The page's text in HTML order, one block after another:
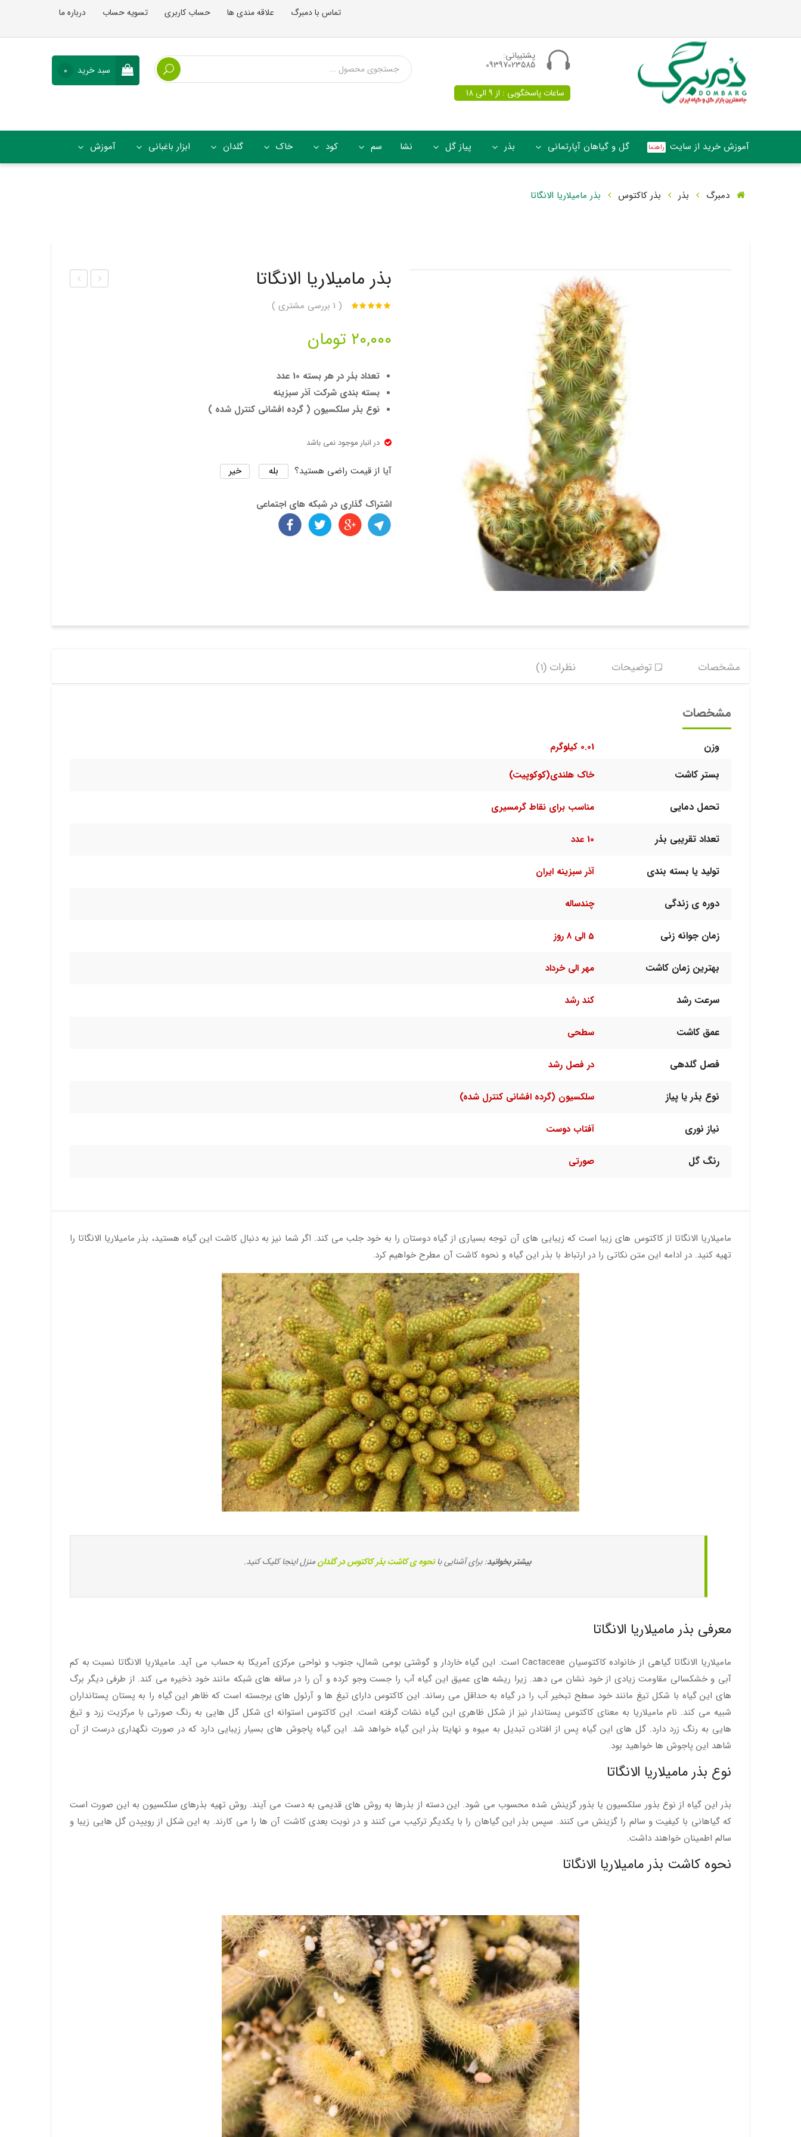
تماس با دمبرگ علاقه مندی ها حساب کاربری تسویه حساب درباره ما
پشتیبانی:
09397023585
ساعات پاسخگویی : از 9 الی 18
سبد خرید 0
آموزش خرید از سایت گل و گیاهان آپارتمانی بذر پیاز گل نشا سم کود خاک گلدان ابزار باغبانی آموزش
دمبرگ بذر بذر کاکتوس بذر مامیلاریا الانگاتا
بذر مامیلاریا الانگاتا
(
1 بررسی مشتری )
۲۰,۰۰۰ تومان
تعداد بذر در هر بسته 10 عدد
بسته بندی شرکت آذر سبزینه
نوع بذر سلکسیون ( گرده افشانی کنترل شده )
در انبار موجود نمی باشد
آیا از قیمت راضی هستید؟ بله خیر
اشتراک گذاری در شبکه های اجتماعی
مشخصات توضیحات نظرات (1)
مشخصات
وزن 0.01 کیلوگرم
بستر کاشت خاک هلندی(کوکوپیت)
تحمل دمایی مناسب برای نقاط گرمسیری
تعداد تقریبی بذر 10 عدد
تولید یا بسته بندی آذر سبزینه ایران
دوره ی زندگی چندساله
زمان جوانه زنی 5 الی 8 روز
بهترین زمان کاشت مهر الی خرداد
سرعت رشد کند رشد
عمق کاشت سطحی
فصل گلدهی در فصل رشد
نوع بذر یا پیاز سلکسیون (گرده افشانی کنترل شده)
نیاز نوری آفتاب دوست
رنگ گل صورتی
مامیلاریا الانگاتا از کاکتوس های زیبا است که زیبایی های آن توجه بسیاری از گیاه دوستان را به خود جلب می کند. اگر شما نیز به دنبال کاشت این گیاه هستید، بذر مامیلاریا الانگاتا را
تهیه کنید. در ادامه این متن نکاتی را در ارتباط با بذر این گیاه و نحوه کاشت آن مطرح خواهیم کرد.
بیشتر بخوانید: برای آشنایی بانحوه ی کاشت بذر کاکتوس در گلدانمنزل اینجا کلیک کنید.
معرفی بذر مامیلاریا الانگاتا
مامیلاریا الانگاتا گیاهی از خانواده کاکتوسیان Cactaceae است. این گیاه خاردار و گوشتی بومی شمال، جنوب و نواحی مرکزی آمریکا به حساب می آید. مامیلاریا الانگاتا نسبت به کم
آبی و خشکسالی مقاومت زیادی از خود نشان می دهد. زیرا ریشه های عمیق این گیاه آب را جست وجو کرده و آن را در ساقه های شبکه مانند خود ذخیره می کند. از طرفی دیگر برگ
های این گیاه با شکل تیغ مانند خود سطح تبخیر آب را در گیاه به حداقل می رساند. این کاکتوس دارای تیغ ها و آرئول های برجسته است که ظاهر این گیاه را به پستان پستانداران
شبیه می کند. نام مامیلاریا به معنای کاکتوس پستاندار نیز از شکل ظاهری این گیاه نشات گرفته است. این کاکتوس استوانه ای شکل گل هایی به رنگ صورتی با مرکزیت زرد و تیغ
هایی به رنگ زرد دارد. گل های این گیاه پس از افتادن تبدیل به میوه و نهایتا بذر این گیاه خواهد شد. این گیاه پاجوش های بسیار زیبایی دارد که در صورت نگهداری درست از آن
شاهد این پاجوش ها خواهید بود.
نوع بذر مامیلاریا الانگاتا
بذر این گیاه از نوع بذور سلکسیون یا بذور گزینش شده محسوب می شود. این دسته از بذرها به روش های قدیمی به دست می آیند. روش تهیه بذرهای سلکسیون به این صورت است
که گیاهانی با کیفیت و سالم را گزینش می کنند. سپس بذر این گیاهان را با یکدیگر ترکیب می کنند و در نوبت بعدی کاشت آن ها را می کارند. به این شکل از روییدن گل هایی زیبا و
سالم اطمینان خواهند داشت.
نحوه کاشت بذر مامیلاریا الانگاتا